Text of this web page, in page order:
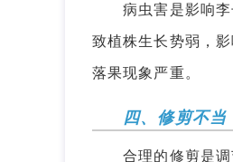
病虫害是影响李子
致植株生长势弱，
落果现象严重。
四、修剪不当
合理的修剪是调节